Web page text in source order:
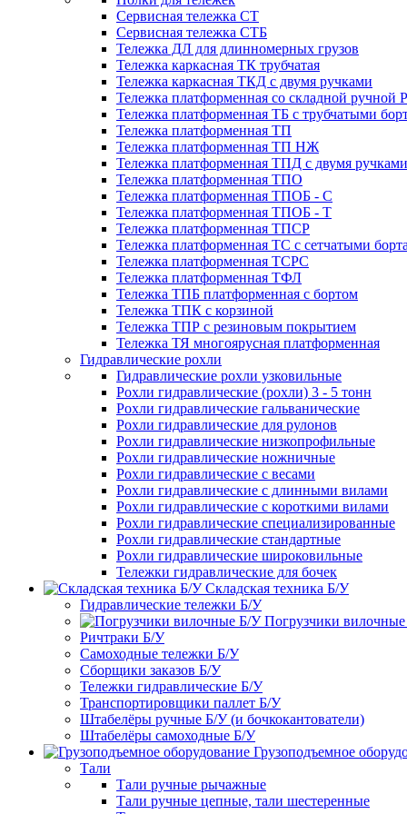
Сервисная тележка СТ
Сервисная тележка СТБ
Тележка ДЛ для длинномерных грузов
Тележка каркасная ТК трубчатая
Тележка каркасная ТКД с двумя ручками
Тележка платформенная со складной ручной
Тележка платформенная ТБ с трубчатыми
Тележка платформенная ТП
Тележка платформенная ТП НЖ
Тележка платформенная ТПД с двумя ручками
Тележка платформенная ТПО
Тележка платформенная ТПОБ - С
Тележка платформенная ТПОБ - Т
Тележка платформенная ТПСР
Тележка платформенная ТС с сетчатыми
Тележка платформенная ТСРС
Тележка платформенная ТФЛ
Тележка ТПБ платформенная с бортом
Тележка ТПК с корзиной
Тележка ТПР с резиновым покрытием
Тележка ТЯ многоярусная платформенная
Гидравлические рохли
Гидравлические рохли узковильные
Рохли гидравлические (рохли) 3 - 5 тонн
Рохли гидравлические гальванические
Рохли гидравлические для рулонов
Рохли гидравлические низкопрофильные
Рохли гидравлические ножничные
Рохли гидравлические с весами
Рохли гидравлические с длинными вилами
Рохли гидравлические с короткими вилами
Рохли гидравлические специализированные
Рохли гидравлические стандартные
Рохли гидравлические широковильные
Тележки гидравлические для бочек
Складская техника Б/У
Гидравлические тележки Б/У
Погрузчики
Ричтраки Б/У
Самоходные тележки Б/У
Сборщики заказов Б/У
Тележки гидравлические Б/У
Транспортировщики паллет Б/У
Штабелёры ручные Б/У (и бочкокантователи)
Штабелёры самоходные Б/У
Грузоподъемное
Тали
Тали ручные рычажные
Тали ручные цепные, тали шестеренные